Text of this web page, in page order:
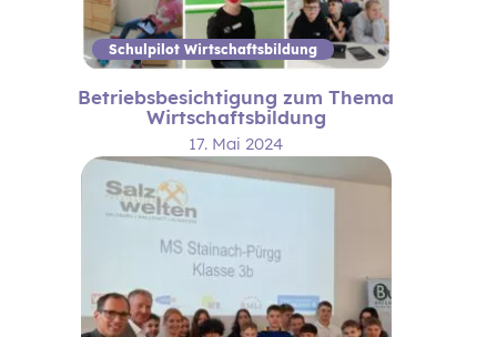
Schulpilot Wirtschaftsbildung
Betriebsbesichtigung zum Thema
Wirtschaftsbildung
17. Mai 2024